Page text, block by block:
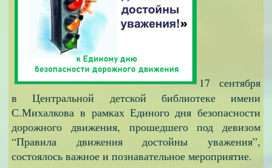
17 сентября
в Центральной детской библиотеке имени
С.Михалкова в рамках Единого дня безопасности
дорожного движения, прошедшего под девизом
“Правила движения достойны уважения”,
состоялось важное и познавательное мероприятие.